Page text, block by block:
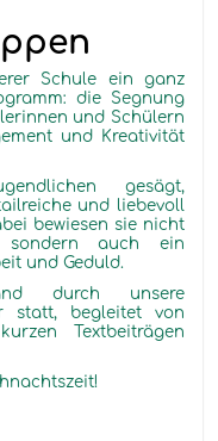
Schule ein ganz
die Segnung
und Schülern
und Kreativität
gesägt,
und liebevoll
bewiesen sie nicht
sondern auch ein
und Geduld.
durch unsere
statt, begleitet von
Textbeiträgen